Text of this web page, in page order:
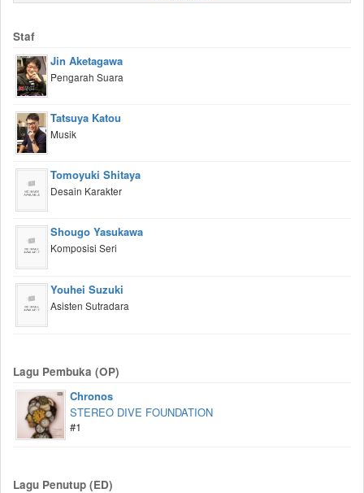
Staf
Jin Aketagawa
Pengarah Suara
Tatsuya Katou
Musik
Tomoyuki Shitaya
Desain Karakter
Shougo Yasukawa
Komposisi Seri
Youhei Suzuki
Asisten Sutradara
Lagu Pembuka (OP)
Chronos
STEREO DIVE FOUNDATION
#1
Lagu Penutup (ED)